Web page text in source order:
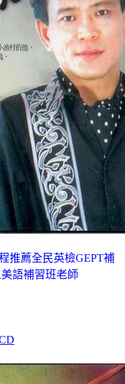
推薦全民英檢GEPT補
語補習班老師